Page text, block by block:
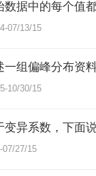
07/13/15
10/30/15
异系数，下面
07/27/15